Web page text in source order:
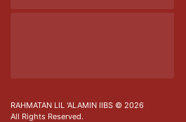
RAHMATAN LIL 'ALAMIN IIBS © 2026
All Rights Reserved.